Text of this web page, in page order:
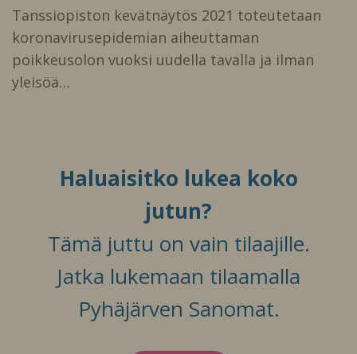
Tanssiopiston kevätnäytös 2021 toteutetaan
koronavirusepidemian aiheuttaman
poikkeusolon vuoksi uudella tavalla ja ilman
yleisöä…
Haluaisitko lukea koko
jutun?
Tämä juttu on vain tilaajille.
Jatka lukemaan tilaamalla
Pyhäjärven Sanomat.